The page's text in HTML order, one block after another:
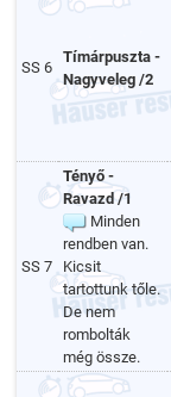
SS 6
Tímárpuszta -
Nagyveleg /2
SS 7
Tényő -
Ravazd /1
Minden
rendben van.
Kicsit
tartottunk tőle.
De nem
rombolták
még össze.